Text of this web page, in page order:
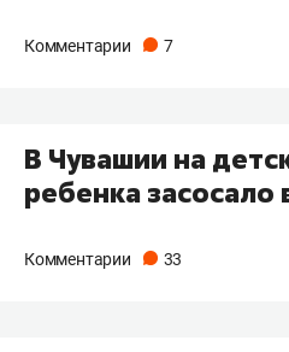
Комментарии 7
В Чувашии на
ребенка засосало
Комментарии 33